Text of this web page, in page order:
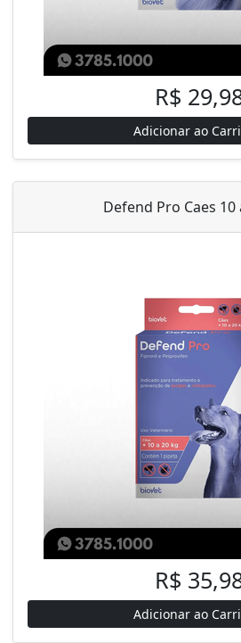
R$
Adicionar ao
Defend Pro Caes 10
R$
Adicionar ao